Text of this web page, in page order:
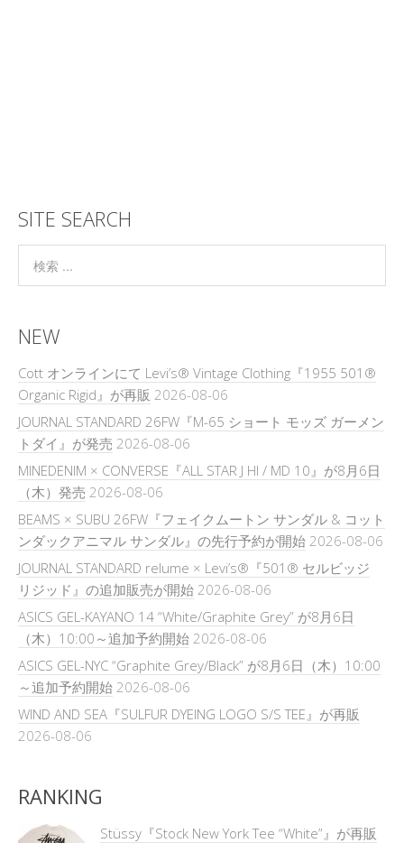
SITE SEARCH
NEW
Cott オンラインにて Levi’s® Vintage Clothing『1955 501®
Organic Rigid』が再販 2026-08-06
JOURNAL STANDARD 26FW『M-65 ショート モッズ ガーメン
トダイ』が発売 2026-08-06
MINEDENIM × CONVERSE『ALL STAR J HI / MD 10』が8月6日
（木）発売 2026-08-06
BEAMS × SUBU 26FW『フェイクムートン サンダル & コット
ンダックアニマル サンダル』の先行予約が開始 2026-08-06
JOURNAL STANDARD relume × Levi’s®『501® セルビッジ
リジッド』の追加販売が開始 2026-08-06
ASICS GEL-KAYANO 14 “White/Graphite Grey” が8月6日
（木）10:00～追加予約開始 2026-08-06
ASICS GEL-NYC “Graphite Grey/Black” が8月6日（木）10:00
～追加予約開始 2026-08-06
WIND AND SEA『SULFUR DYEING LOGO S/S TEE』が再販
2026-08-06
RANKING
Stüssy『Stock New York Tee “White”』が再販